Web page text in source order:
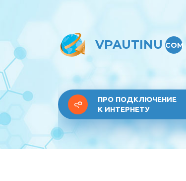
VPAUTINU COM
ПРО ПОДКЛЮЧЕНИЕ
К ИНТЕРНЕТУ